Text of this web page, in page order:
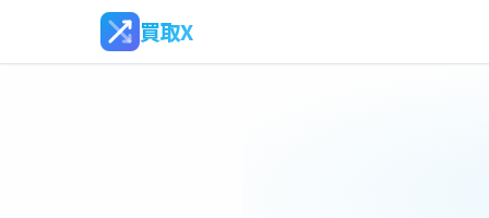
買取X